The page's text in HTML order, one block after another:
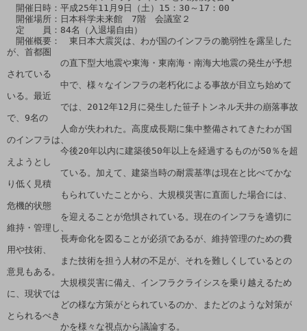
開催日時：平成25年11月9日（土）15：30～17：00
開催場所：日本科学未来館　7階　会議室２
定　　員：84名（入退場自由）
開催概要：　東日本大震災は、わが国のインフラの脆弱性を露呈した
が、首都圏
の直下型大地震や東海・東南海・南海大地震の発生が予想
されている
中で、様々なインフラの老朽化による事故が目立ち始めて
いる。最近
では、2012年12月に発生した笹子トンネル天井の崩落事故
で、9名の
人命が失われた。高度成長期に集中整備されてきたわが国
のインフラは、
今後20年以内に建築後50年以上を経過するものが50％を超
えようとし
ている。加えて、建築当時の耐震基準は現在と比べてかな
り低く見積
もられていたことから、大規模災害に直面した場合には、
危機的状態
を迎えることが危惧されている。現在のインフラを適切に
維持・管理し、
長寿命化を図ることが必須であるが、維持管理のための費
用や技術、
また技術を担う人材の不足が、それを難しくしているとの
意見もある。
大規模災害に備え、インフラクライシスを乗り越えるため
に、現状では
どの様な方策がとられているのか、またどのような対策が
とられるべき
かを様々な視点から議論する。